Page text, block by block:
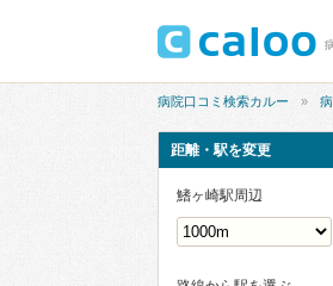
病院口コミ検索カルー
距離・駅を変更
鰭ヶ崎駅周辺